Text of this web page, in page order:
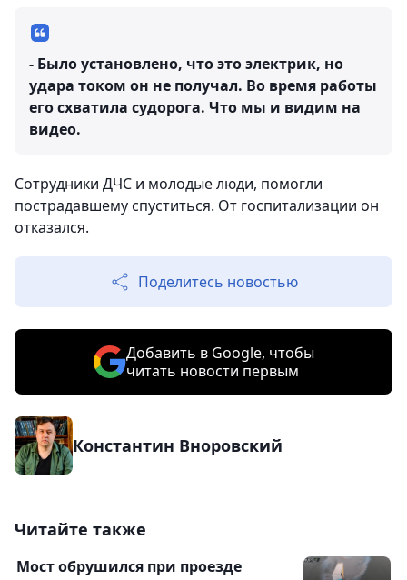
- Было установлено, что это электрик, но
удара током он не получал. Во время работы
его схватила судорога. Что мы и видим на
видео.
Сотрудники ДЧС и молодые люди, помогли
пострадавшему спуститься. От госпитализации он
отказался.
Поделитесь новостью
Добавить в Google, чтобы
читать новости первым
Константин Вноровский
Читайте также
Мост обрушился при проезде